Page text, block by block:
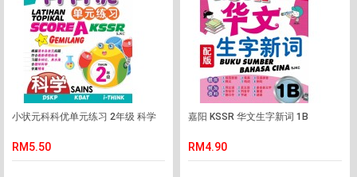
小状元科科优单元练习 2年级 科学
RM5.50
嘉阳 KSSR 华文生字新词 1B
RM4.90